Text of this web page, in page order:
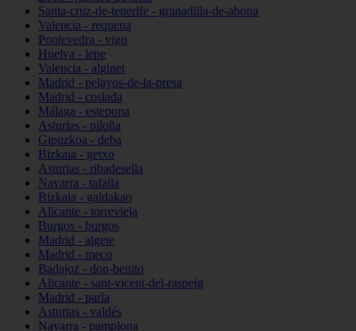
Santa-cruz-de-tenerife - granadilla-de-abona
Valencia - requena
Pontevedra - vigo
Huelva - lepe
Valencia - alginet
Madrid - pelayos-de-la-presa
Madrid - coslada
Málaga - estepona
Asturias - piloña
Gipuzkoa - deba
Bizkaia - getxo
Asturias - ribadesella
Navarra - tafalla
Bizkaia - galdakao
Alicante - torrevieja
Burgos - burgos
Madrid - algete
Madrid - meco
Badajoz - don-benito
Alicante - sant-vicent-del-raspeig
Madrid - parla
Asturias - valdés
Navarra - pamplona